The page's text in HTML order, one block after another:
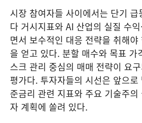
시장 참여자들 사이에서는 단기
다 거시지표와 AI 산업의 실질 수
면서 보수적인 대응 전략을 취해야
을 얻고 있다. 분할 매수와 목표 가
스크 관리 중심의 매매 전략이 요
평가다. 투자자들의 시선은 앞으로
준금리 관련 지표와 주요 기술주
자 계획에 쏠려 있다.